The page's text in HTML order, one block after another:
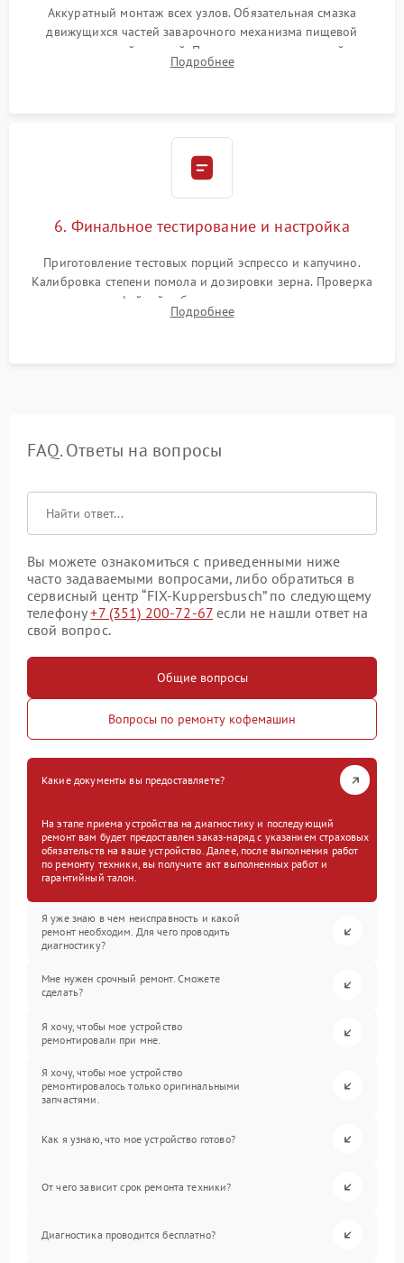
Аккуратный монтаж всех узлов. Обязательная смазка
движущихся частей заварочного механизма пищевой
силиконовой смазкой. Проведение программной
декальцинации и очистки системы от кофейных масел.
Подробнее
6. Финальное тестирование и настройка
Приготовление тестовых порций эспрессо и капучино.
Калибровка степени помола и дозировки зерна. Проверка
плотности кофейной таблетки, температуры напитка и
качества молочной пены. Контроль отсутствия посторонних
Подробнее
FAQ. Ответы на вопросы
Вы можете ознакомиться с приведенными ниже
часто задаваемыми вопросами, либо обратиться в
сервисный центр “FIX-Kuppersbusch” по следующему
телефону+7 (351) 200-72-67 если не нашли ответ на
свой вопрос.
Общие вопросы
Вопросы по ремонту кофемашин
Какие документы вы предоставляете?
На этапе приема устройства на диагностику и последующий
ремонт вам будет предоставлен заказ-наряд с указанием страховых
обязательств на ваше устройство. Далее, после выполнения работ
по ремонту техники, вы получите акт выполненных работ и
гарантийный талон.
Я уже знаю в чем неисправность и какой
ремонт необходим. Для чего проводить
диагностику?
Мне нужен срочный ремонт. Сможете
сделать?
Я хочу, чтобы мое устройство
ремонтировали при мне.
Я хочу, чтобы мое устройство
ремонтировалось только оригинальными
запчастями.
Как я узнаю, что мое устройство готово?
От чего зависит срок ремонта техники?
Диагностика проводится бесплатно?